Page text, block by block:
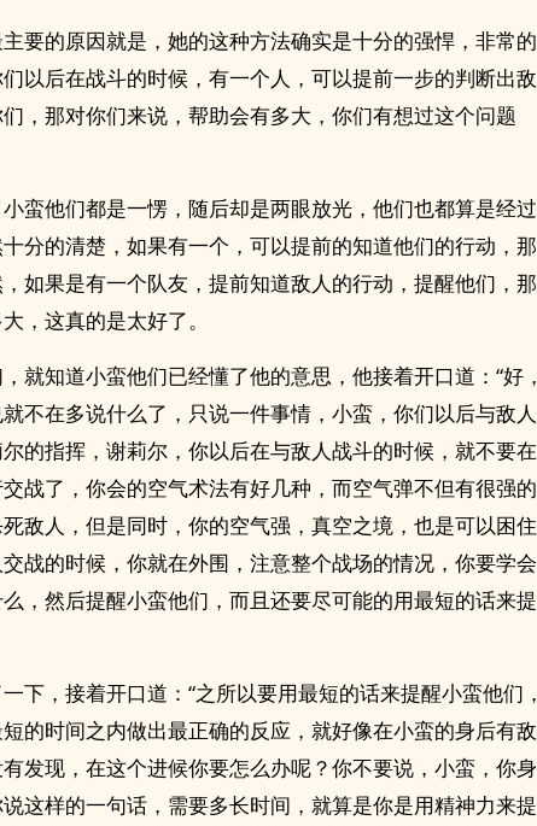
要的原因就是，她的这种方法确实是十分的强悍，非常的
以后在战斗的时候，有一个人，可以提前一步的判断出敌
，那对你们来说，帮助会有多大，你们有想过这个问题
蛮他们都是一愣，随后却是两眼放光，他们也都算是经过
分的清楚，如果有一个，可以提前的知道他们的行动，那
如果是有一个队友，提前知道敌人的行动，提醒他们，那
，这真的是太好了。
就知道小蛮他们已经懂了他的意思，他接着开口道：“好，
不在多说什么了，只说一件事情，小蛮，你们以后与敌人
的指挥，谢莉尔，你以后在与敌人战斗的时候，就不要在
战了，你会的空气术法有好几种，而空气弹不但有很强的
敌人，但是同时，你的空气强，真空之境，也是可以困住
战的时候，你就在外围，注意整个战场的情况，你要学会
，然后提醒小蛮他们，而且还要尽可能的用最短的话来提
下，接着开口道：“之所以要用最短的话来提醒小蛮他们，
的时间之内做出最正确的反应，就好像在小蛮的身后有敌
发现，在这个进候你要怎么办呢？你不要说，小蛮，你身
这样的一句话，需要多长时间，就算是你是用精神力来提